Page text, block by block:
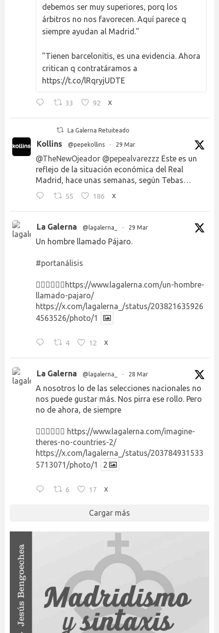
debemos ser muy superiores, porq los
árbitros no nos favorecen. Aquí parece q
siempre ayudan al Madrid."
"Tienen barcelonitis, es una evidencia. Ahora
critican q contratáramos a
https://t.co/lRqryjUDTE
33 92 X
La Galerna Retuiteado
Kollins @pepekollins · 29 Mar
@TheNewOjeador @pepealvarezzz Este es un
reflejo de la situación económica del Real
Madrid, hace unas semanas, según Tebas…
55 186 X
La Galerna @lagalerna_ · 29 Mar
Un hombre llamado Pájaro.
#portanálisis
👉🏻👉🏻👉🏻 https://www.lagalerna.com/un-hombre-
llamado-pajaro/
https://x.com/lagalerna_/status/203821635926
4563526/photo/1
4 12 X
La Galerna @lagalerna_ · 28 Mar
A nosotros lo de las selecciones nacionales no
nos puede gustar más. Nos pirra ese rollo. Pero
no de ahora, de siempre
👉🏻👉🏻👉🏻 https://www.lagalerna.com/imagine-
theres-no-countries-2/
https://x.com/lagalerna_/status/203784931533
5713071/photo/1
2
6 17 X
Cargar más